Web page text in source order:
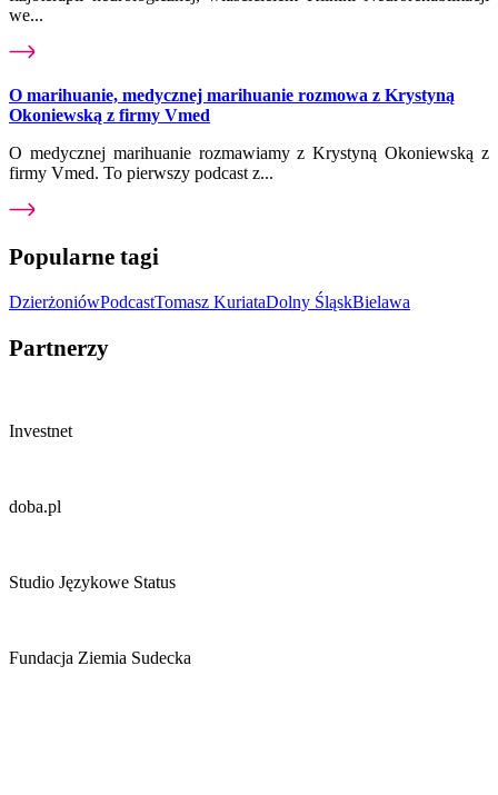
we...
O marihuanie, medycznej marihuanie rozmowa z Krystyną
Okoniewską z firmy Vmed
O medycznej marihuanie rozmawiamy z Krystyną Okoniewską z
firmy Vmed. To pierwszy podcast z...
Popularne tagi
DzierżoniówPodcastTomasz KuriataDolny ŚląskBielawa
Partnerzy
Investnet
doba.pl
Studio Językowe Status
Fundacja Ziemia Sudecka